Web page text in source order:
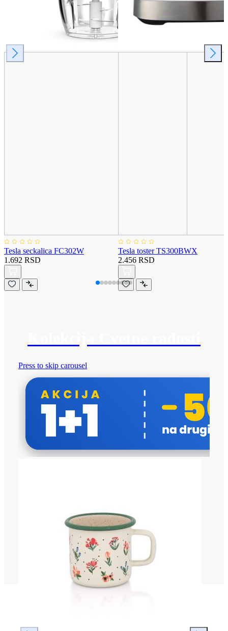
Tesla seckalica FC302W
1.692 RSD
Tesla toster TS300BWX
2.456 RSD
Press to skip carousel